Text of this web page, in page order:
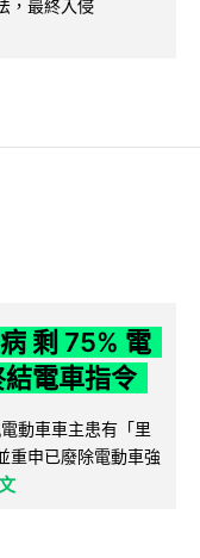
，最終入侵
剩 75% 電
電車指令
動車車主患有「里
重申已廢除電動車強